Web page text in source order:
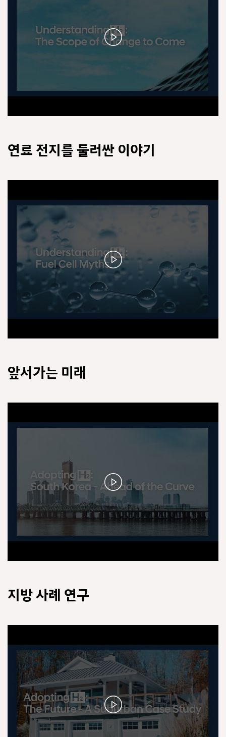
연료 전지를 둘러싼 이야기
앞서가는 미래
지방 사례 연구